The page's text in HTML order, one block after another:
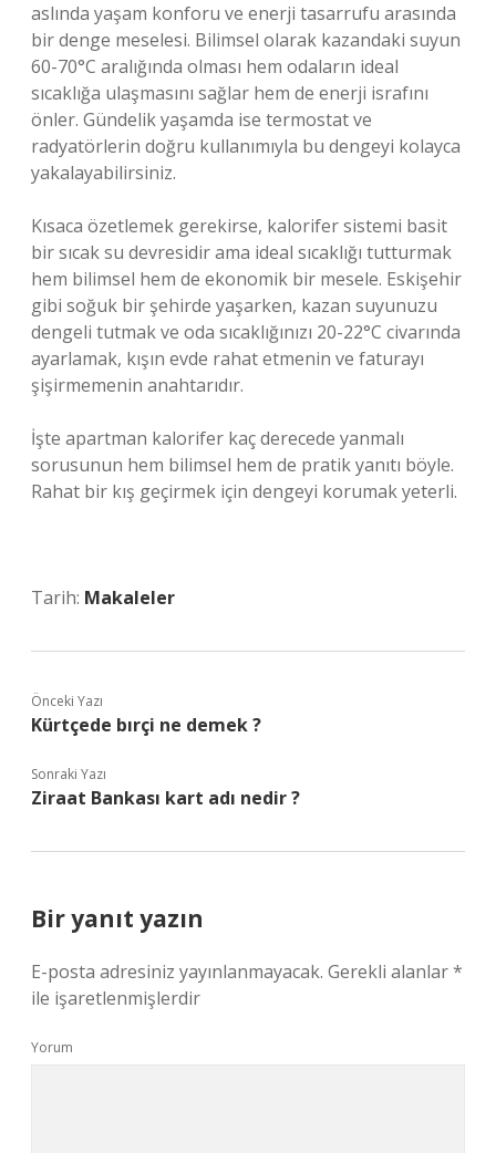
aslında yaşam konforu ve enerji tasarrufu arasında
bir denge meselesi. Bilimsel olarak kazandaki suyun
60-70°C aralığında olması hem odaların ideal
sıcaklığa ulaşmasını sağlar hem de enerji israfını
önler. Gündelik yaşamda ise termostat ve
radyatörlerin doğru kullanımıyla bu dengeyi kolayca
yakalayabilirsiniz.
Kısaca özetlemek gerekirse, kalorifer sistemi basit
bir sıcak su devresidir ama ideal sıcaklığı tutturmak
hem bilimsel hem de ekonomik bir mesele. Eskişehir
gibi soğuk bir şehirde yaşarken, kazan suyunuzu
dengeli tutmak ve oda sıcaklığınızı 20-22°C civarında
ayarlamak, kışın evde rahat etmenin ve faturayı
şişirmemenin anahtarıdır.
İşte apartman kalorifer kaç derecede yanmalı
sorusunun hem bilimsel hem de pratik yanıtı böyle.
Rahat bir kış geçirmek için dengeyi korumak yeterli.
Tarih: Makaleler
Önceki Yazı
Kürtçede bırçi ne demek ?
Sonraki Yazı
Ziraat Bankası kart adı nedir ?
Bir yanıt yazın
E-posta adresiniz yayınlanmayacak. Gerekli alanlar*
ile işaretlenmişlerdir
Yorum